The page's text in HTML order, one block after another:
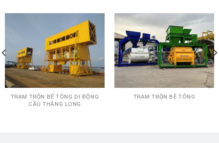
TRẠM TRỘN BÊ TÔNG DI ĐỘNG
CẦU THĂNG LONG
TRẠM TRỘN BÊ TÔNG